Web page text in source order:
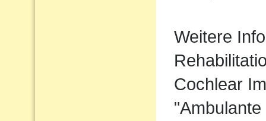
Weitere
Cochlear